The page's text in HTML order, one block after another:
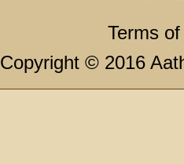
Terms
Copyright © 2016